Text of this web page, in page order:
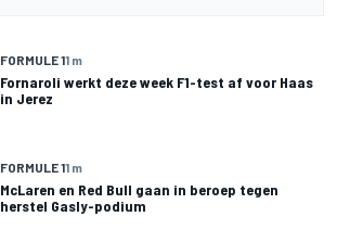
FORMULE 11 m
Fornaroli werkt deze week F1-test af voor Haas
in Jerez
FORMULE 11 m
McLaren en Red Bull gaan in beroep tegen
herstel Gasly-podium